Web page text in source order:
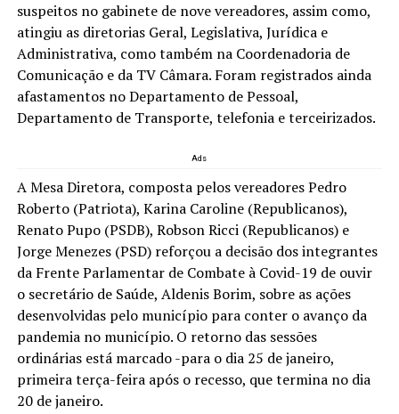
suspeitos no gabinete de nove vereadores, assim como,
atingiu as diretorias Geral, Legislativa, Jurídica e
Administrativa, como também na Coordenadoria de
Comunicação e da TV Câmara. Foram registrados ainda
afastamentos no Departamento de Pessoal,
Departamento de Transporte, telefonia e terceirizados.
Ads
A Mesa Diretora, composta pelos vereadores Pedro
Roberto (Patriota), Karina Caroline (Republicanos),
Renato Pupo (PSDB), Robson Ricci (Republicanos) e
Jorge Menezes (PSD) reforçou a decisão dos integrantes
da Frente Parlamentar de Combate à Covid-19 de ouvir
o secretário de Saúde, Aldenis Borim, sobre as ações
desenvolvidas pelo município para conter o avanço da
pandemia no município. O retorno das sessões
ordinárias está marcado -para o dia 25 de janeiro,
primeira terça-feira após o recesso, que termina no dia
20 de janeiro.